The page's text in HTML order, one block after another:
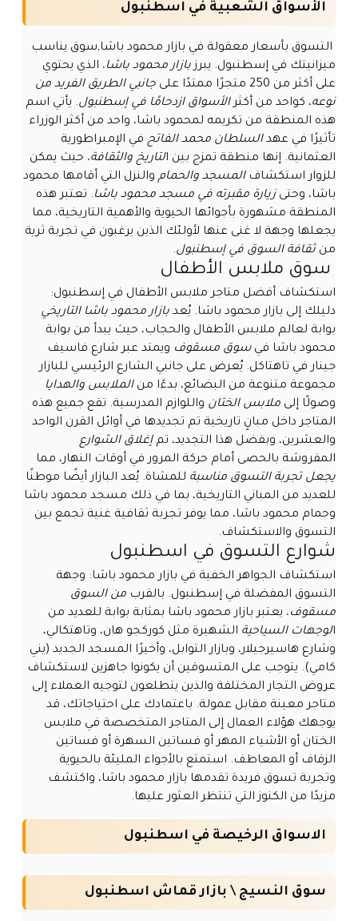
الأسواق الشعبية في اسطنبول
التسوق بأسعار معقولة في بازار محمود باشا,سوق يناسب
ميزانيتك في إسطنبول. يبرزبازار محمود باشا، الذي يحتوي
على أكثر من 250 متجرًا ممتدًا على
جانبي الطريق الفريد من
نوعه، كواحد من أكثرالأسواق ازدحامًا في إسطنبول. يأتي اسم
هذه المنطقة من تكريمه لمحمود باشا، واحد من أكثر الوزراء
تأثيرًا في عهدالسلطان محمد الفاتح في الإمبراطورية
العثمانية. إنها منطقة تمزج بين التاريخ والثقافة، حيث يمكن
للزوار استكشافالمسجد والحمام والنزل التي أقامها محمود
باشا، وحتىزيارة مقبرته في مسجد محمود باشا. تعتبر هذه
المنطقة مشهورة بأجوائها الحيوية والأهمية التاريخية، مما
يجعلها وجهة لا غنى عنها لأولئك الذين يرغبون في تجربة ثرية
منثقافة السوق في إسطنبول.
سوق ملابس الأطفال
استكشاف أفضل متاجر ملابس الأطفال في إسطنبول:
دليلك إلى بازار محمود باشا. يُعدبازار محمود باشا التاريخي
بوابة لعالم ملابس الأطفال والحجاب، حيث يبدأ من بوابة
محمود باشا فيسوق مسقوف ويمتد عبر شارع فاسيف
جينار في تاهتاكل. يُعرض على جانبي الشارع الرئيسي للبازار
مجموعة متنوعة من البضائع، بدءًا من الملابس والهدايا
وصولًا إلىملابس الختان واللوازم المدرسية. تقع جميع هذه
المتاجر داخل مبانٍ تاريخية تم تجديدها في أوائل القرن الواحد
والعشرين، وبفضل هذا التجديد، تمإغلاق الشوارع
المفروشة بالحصى أمام حركة المرور في أوقات النهار، مما
يجعل تجربة التسوق مناسبة للمشاة. يُعد البازار أيضًا موطنًا
للعديد من المباني التاريخية، بما في ذلك مسجد محمود باشا
وحمام محمود باشا، مما يوفر تجربة ثقافية غنية تجمع بين
التسوق والاستكشاف.
شوارع التسوق في اسطنبول
استكشاف الجواهر الخفية في بازار محمود باشا: وجهة
التسوق المفضلة في إسطنبول. بالقربمنالسوق
مسقوف، يعتبر بازار محمود باشا بمثابة بوابة للعديد من
الوجهات السياحية الشهيرة مثل كوركجو هان، وتاهتكالي،
وشارع هاسيرجيلار، وبازار التوابل، وأخيرًا المسجد الجديد (يني
كامي). يتوجب على المتسوقين أن يكونوا جاهزين لاستكشاف
عروض التجار المختلفة والذين يتطلعون لتوجيه العملاء إلى
متاجر معينة مقابل عمولة. باعتمادك على احتياجاتك، قد
يوجهك هؤلاء العمال إلى المتاجر المتخصصة في ملابس
الختان أو الأشياء المهر أو فساتين السهرة أو فساتين
الزفاف أو المعاطف. استمتع بالأجواء المليئة بالحيوية
وتجربة تسوق فريدة تقدمها بازار محمود باشا، واكتشف
مزيدًا من الكنوز التي تنتظر العثور عليها.
الاسواق الرخيصة في اسطنبول
سوق النسيج \ بازار قماش اسطنبول